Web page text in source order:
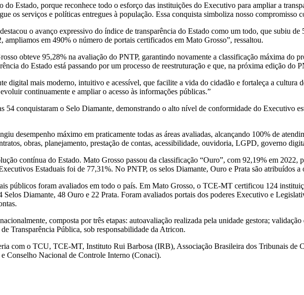
do Estado, porque reconhece todo o esforço das instituições do Executivo para ampliar a
os serviços e políticas entregues à população. Essa conquista simboliza nosso
o avanço expressivo do índice de transparência do Estado como um todo, que subiu
em 490% o número de portais certificados em Mato Grosso”, ressaltou.
obteve 95,28% na avaliação do PNTP, garantindo novamente a classificação máxima do
do Estado está passando por um processo de reestruturação e que, na próxima edição do
digital mais moderno, intuitivo e acessível, que facilite a vida do cidadão e fortaleça a cultura
continuamente e ampliar o acesso às informações públicas.”
54 conquistaram o Selo Diamante, demonstrando o alto nível de conformidade do Executivo
desempenho máximo em praticamente todas as áreas avaliadas, alcançando 100% de
obras, planejamento, prestação de contas, acessibilidade, ouvidoria, LGPD, governo
contínua do Estado. Mato Grosso passou da classificação “Ouro”, com 92,19% em 2022,
Estaduais foi de 77,31%. No PNTP, os selos Diamante, Ouro e Prata são atribuídos
públicos foram avaliados em todo o país. Em Mato Grosso, o TCE-MT certificou 124
Selos Diamante, 48 Ouro e 22 Prata. Foram avaliados portais dos poderes Executivo e
composta por três etapas: autoavaliação realizada pela unidade gestora;
Transparência Pública, sob responsabilidade da Atricon.
com o TCU, TCE-MT, Instituto Rui Barbosa (IRB), Associação Brasileira dos Tribunais de
Conselho Nacional de Controle Interno (Conaci).